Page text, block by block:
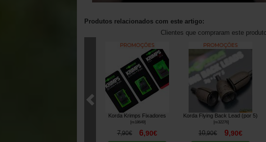
Produtos relacionados com este artigo:
Clientes que compraram este
Korda Krimps Fixadores
[m18649]
7,90€ 6,90€
Korda Flying Back Lead (por 5)
[m32276]
10,90€ 9,90€